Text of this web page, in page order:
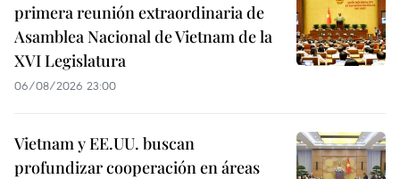
primera reunión extraordinaria de
Asamblea Nacional de Vietnam de la
XVI Legislatura
06/08/2026 23:00
Vietnam y EE.UU. buscan
profundizar cooperación en áreas